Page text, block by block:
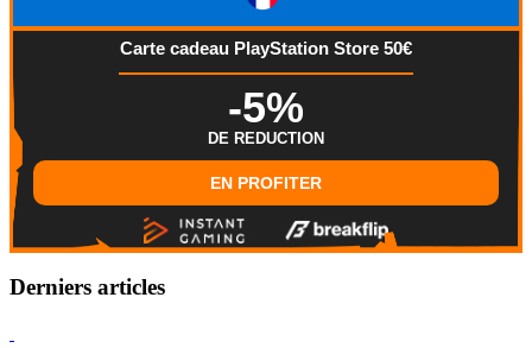
Carte cadeau PlayStation Store 50€
-5%
DE REDUCTION
EN PROFITER
Derniers articles